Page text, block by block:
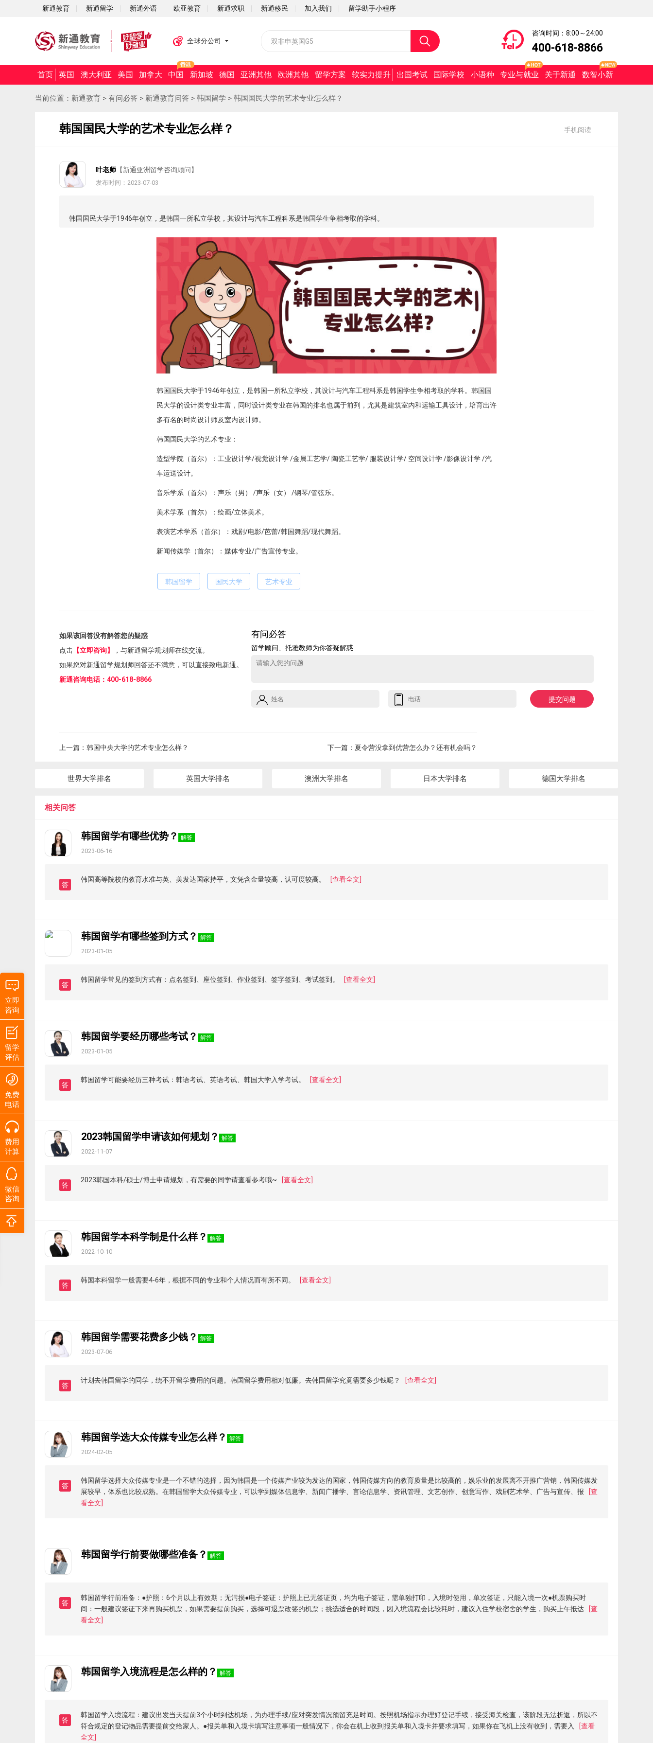
新通教育 新通留学 新通外语 欧亚教育 新通求职 新通移民 加入我们
社会招聘
留学助手小程序
全球分公司
咨询时间：8:00～24:00
400-618-8866
首页 英国 澳大利亚 美国 加拿大 中国 新加坡 德国 亚洲其他 欧洲其他 留学方案 软实力提升 出国考试 国际学校 小语种 专业与就业 关于新通 数智小新
当前位置： 新通教育 > 有问必答 > 新通教育问答 > 韩国留学 > 韩国国民大学的艺术专业怎么样？
韩国国民大学的艺术专业怎么样？ 手机阅读
叶老师 【新通亚洲留学咨询顾问】
发布时间：2023-07-03
韩国国民大学于1946年创立，是韩国一所私立学校，其设计与汽车工程科系是韩国学生争相考取的学科。
韩国国民大学于1946年创立，是韩国一所私立学校，其设计与汽车工程科系是韩国学生争相考取的学科。韩国国
民大学的设计类专业丰富，同时设计类专业在韩国的排名也属于前列，尤其是建筑室内和运输工具设计，培育出许
多有名的时尚设计师及室内设计师。
韩国国民大学的艺术专业：
造型学院（首尔）：工业设计学/视觉设计学 /金属工艺学/ 陶瓷工艺学/ 服装设计学/ 空间设计学 /影像设计学 /汽
车运送设计。
音乐学系（首尔）：声乐（男） /声乐（女） /钢琴/管弦乐。
美术学系（首尔）：绘画/立体美术。
表演艺术学系（首尔）：戏剧/电影/芭蕾/韩国舞蹈/现代舞蹈。
新闻传媒学（首尔）：媒体专业/广告宣传专业。
韩国留学 国民大学 艺术专业
如果该回答没有解答您的疑惑
点击 【立即咨询】
，与新通留学规划师在线交流。
如果您对新通留学规划师回答还不满意，可以直接致电新通。
新通咨询电话：400-618-8866
有问必答
留学顾问、托雅教师为你答疑解惑
提交问题
上一篇： 韩国中央大学的艺术专业怎么样？ 下一篇： 夏令营没拿到优营怎么办？还有机会吗？
世界大学排名 英国大学排名 澳洲大学排名 日本大学排名 德国大学排名
相关问答
韩国留学有哪些优势？ 解答
2023-06-16
答
韩国高等院校的教育水准与英、美发达国家持平，文凭含金量较高，认可度较高。 [查看全文]
韩国留学有哪些签到方式？ 解答
2023-01-05
答
韩国留学常见的签到方式有：点名签到、座位签到、作业签到、签字签到、考试签到。 [查看全文]
韩国留学要经历哪些考试？ 解答
2023-01-05
答
韩国留学可能要经历三种考试：韩语考试、英语考试、韩国大学入学考试。 [查看全文]
2023韩国留学申请该如何规划？ 解答
2022-11-07
答
2023韩国本科/硕士/博士申请规划，有需要的同学请查看参考哦~ [查看全文]
韩国留学本科学制是什么样？ 解答
2022-10-10
答
韩国本科留学一般需要4-6年，根据不同的专业和个人情况而有所不同。 [查看全文]
韩国留学需要花费多少钱？ 解答
2023-07-06
答
计划去韩国留学的同学，绕不开留学费用的问题。韩国留学费用相对低廉。去韩国留学究竟需要多少钱呢？ [查看全文]
韩国留学选大众传媒专业怎么样？ 解答
2024-02-05
答
韩国留学选择大众传媒专业是一个不错的选择，因为韩国是一个传媒产业较为发达的国家，韩国传媒方向的教育质量是比较高的，娱乐业的发展离不开推广营销，韩国传媒发
展较早，体系也比较成熟。在韩国留学大众传媒专业，可以学到媒体信息学、新闻广播学、言论信息学、资讯管理、文艺创作、创意写作、戏剧艺术学、广告与宣传、报
[查
看全文]
韩国留学行前要做哪些准备？ 解答
答
韩国留学行前准备：●护照：6个月以上有效期；无污损●电子签证：护照上已无签证页，均为电子签证，需单独打印，入境时使用，单次签证，只能入境一次●机票购买时
间：一般建议签证下来再购买机票，如果需要提前购买，选择可退票改签的机票；挑选适合的时间段，因入境流程会比较耗时，建议入住学校宿舍的学生，购买上午抵达
[查
看全文]
韩国留学入境流程是怎么样的？ 解答
答
韩国留学入境流程：建议出发当天提前3个小时到达机场，为办理手续/应对突发情况预留充足时间。按照机场指示办理好登记手续，接受海关检查，该阶段无法折返，所以不
符合规定的登记物品需要提前交给家人。●报关单和入境卡填写注意事项一般情况下，你会在机上收到报关单和入境卡并要求填写，如果你在飞机上没有收到，需要入
[查看
全文]
立即
咨询
留学
评估
免费
电话
费用
计算
微信
咨询